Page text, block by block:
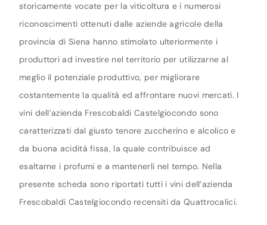
storicamente vocate per la viticoltura e i numerosi
riconoscimenti ottenuti dalle aziende agricole della
provincia di Siena hanno stimolato ulteriormente i
produttori ad investire nel territorio per utilizzarne al
meglio il potenziale produttivo, per migliorare
costantemente la qualità ed affrontare nuovi mercati. I
vini dell’azienda Frescobaldi Castelgiocondo sono
caratterizzati dal giusto tenore zuccherino e alcolico e
da buona acidità fissa, la quale contribuisce ad
esaltarne i profumi e a mantenerli nel tempo. Nella
presente scheda sono riportati tutti i vini dell’azienda
Frescobaldi Castelgiocondo recensiti da Quattrocalici.